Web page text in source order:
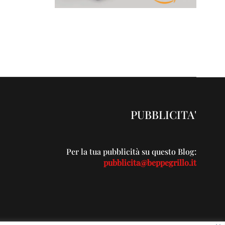
PUBBLICITA'
Per la tua pubblicità su questo Blog:
pubblicita@beppegrillo.it